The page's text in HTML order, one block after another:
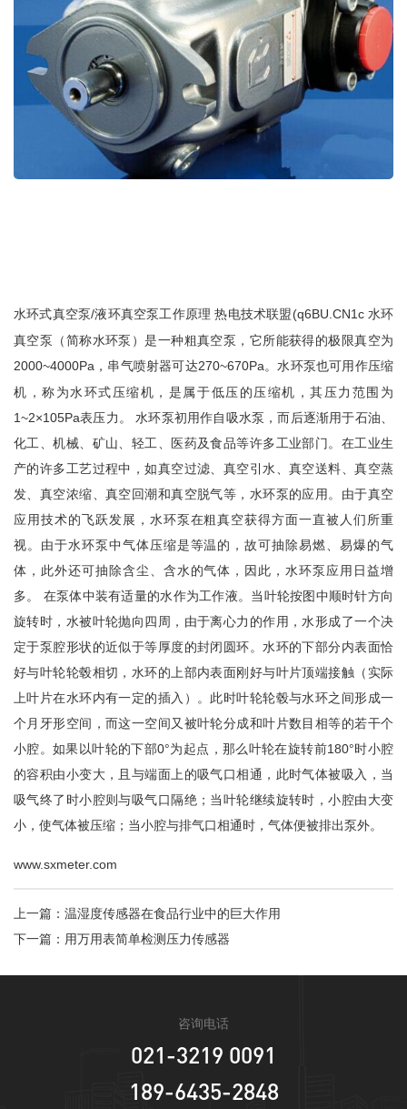
水环式真空泵/液环真空泵工作原理 热电技术联盟(q6BU.CN1c 水环
真空泵（简称水环泵）是一种粗真空泵，它所能获得的极限真空为
2000~4000Pa，串气喷射器可达270~670Pa。水环泵也可用作压缩
机，称为水环式压缩机，是属于低压的压缩机，其压力范围为
1~2×105Pa表压力。 水环泵初用作自吸水泵，而后逐渐用于石油、
化工、机械、矿山、轻工、医药及食品等许多工业部门。在工业生
产的许多工艺过程中，如真空过滤、真空引水、真空送料、真空蒸
发、真空浓缩、真空回潮和真空脱气等，水环泵的应用。由于真空
应用技术的飞跃发展，水环泵在粗真空获得方面一直被人们所重
视。由于水环泵中气体压缩是等温的，故可抽除易燃、易爆的气
体，此外还可抽除含尘、含水的气体，因此，水环泵应用日益增
多。 在泵体中装有适量的水作为工作液。当叶轮按图中顺时针方向
旋转时，水被叶轮抛向四周，由于离心力的作用，水形成了一个决
定于泵腔形状的近似于等厚度的封闭圆环。水环的下部分内表面恰
好与叶轮轮毂相切，水环的上部内表面刚好与叶片顶端接触（实际
上叶片在水环内有一定的插入）。此时叶轮轮毂与水环之间形成一
个月牙形空间，而这一空间又被叶轮分成和叶片数目相等的若干个
小腔。如果以叶轮的下部0°为起点，那么叶轮在旋转前180°时小腔
的容积由小变大，且与端面上的吸气口相通，此时气体被吸入，当
吸气终了时小腔则与吸气口隔绝；当叶轮继续旋转时，小腔由大变
小，使气体被压缩；当小腔与排气口相通时，气体便被排出泵外。
www.sxmeter.com
上一篇： 温湿度传感器在食品行业中的巨大作用
下一篇： 用万用表简单检测压力传感器
咨询电话
021-3219 0091
189-6435-2848
立即提交